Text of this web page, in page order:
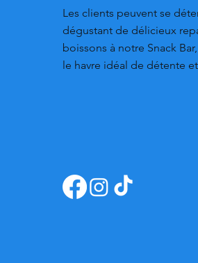
Les clients peuvent se
dégustant de délicieux
boissons à notre Snack
le havre idéal de détente